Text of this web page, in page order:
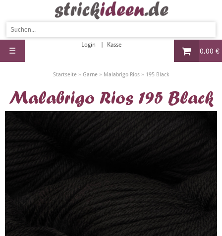
0,00 €
Login Kasse
☰
Startseite » Garne » Malabrigo Rios » 195 Black
Malabrigo Rios 195 Black